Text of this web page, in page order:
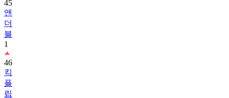
더
블
1
46
킥
플
립
2